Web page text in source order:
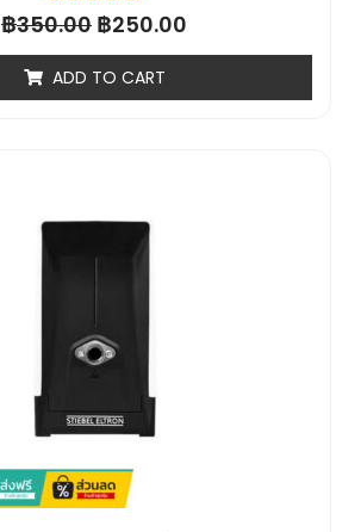
Rated
0
5
฿350.00 ฿250.00
ADD TO CART